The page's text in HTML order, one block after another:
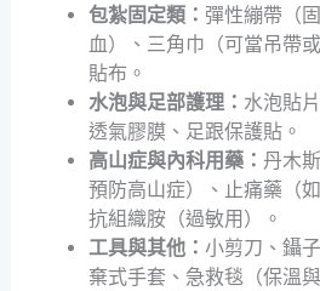
包紮固定類： 彈性繃帶（
血）、三角巾（可當吊帶
貼布。
水泡與足部護理： 水泡貼
透氣膠膜、足跟保護貼。
高山症與內科用藥： 丹木
預防高山症）、止痛藥（
抗組織胺（過敏用）。
工具與其他： 小剪刀、鑷
棄式手套、急救毯（保溫